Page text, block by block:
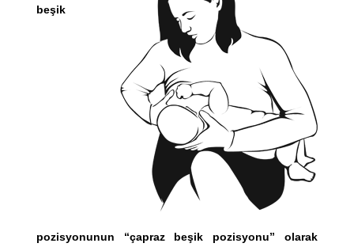
beşik
pozisyonunun “çapraz beşik pozisyonu” olarak